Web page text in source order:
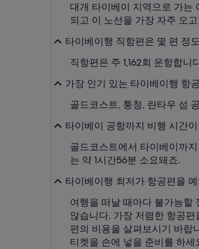
대개 타이베이 지역으로 가는
되고 이 노선을 가장 자주 오
타이베이행 직항편은 몇 편 정
직항편은 주 1,162회 운항합
가장 인기 있는 타이베이행 항
골드코스트, 퉁청, 란타우 섬
타이베이 공항까지 비행 시간
골드코스트에서 타이베이까
는 약 1시간56분 소요돼죠.
타이베이행 최저가 항공편을
여행을 떠날 때마다 불가능할
않습니다. 가장 저렴한 항공
편의 비용을 살펴보시기 바랍
티켓을 손에 넣을 준비를 하